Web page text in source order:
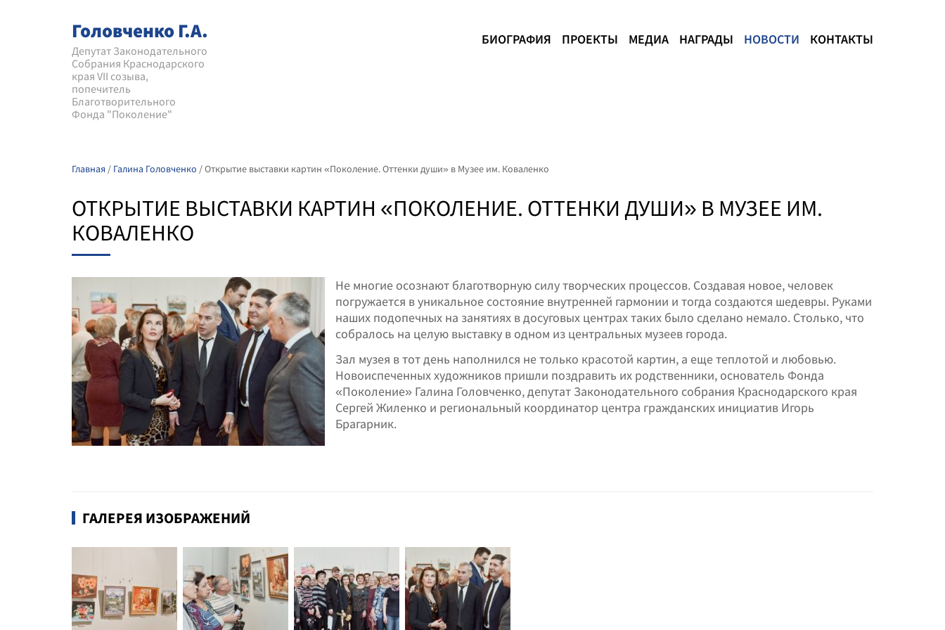
Головченко Г.А.
Депутат Законодательного
Собрания Краснодарского
края VII созыва,
попечитель
Благотворительного
Фонда "Поколение"
БИОГРАФИЯ ПРОЕКТЫ МЕДИА НАГРАДЫ НОВОСТИ КОНТАКТЫ
Главная / Галина Головченко /Открытие выставки картин «Поколение. Оттенки души» в Музее им. Коваленко
ОТКРЫТИЕ ВЫСТАВКИ КАРТИН «ПОКОЛЕНИЕ. ОТТЕНКИ ДУШИ» В МУЗЕЕ ИМ.
КОВАЛЕНКО
Не многие осознают благотворную силу творческих процессов. Создавая новое, человек
погружается в уникальное состояние внутренней гармонии и тогда создаются шедевры. Руками
наших подопечных на занятиях в досуговых центрах таких было сделано немало. Столько, что
собралось на целую выставку в одном из центральных музеев города.
Зал музея в тот день наполнился не только красотой картин, а еще теплотой и любовью.
Новоиспеченных художников пришли поздравить их родственники, основатель Фонда
«Поколение» Галина Головченко, депутат Законодательного собрания Краснодарского края
Сергей Жиленко и региональный координатор центра гражданских инициатив Игорь
Брагарник.
ГАЛЕРЕЯ ИЗОБРАЖЕНИЙ